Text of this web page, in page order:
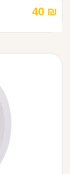
40 ₪